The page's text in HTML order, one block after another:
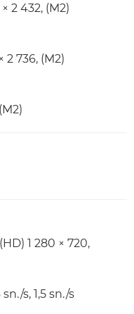
2 432, (M2)
2 736, (M2)
1 280 × 720,
s, 1,5 sn./s